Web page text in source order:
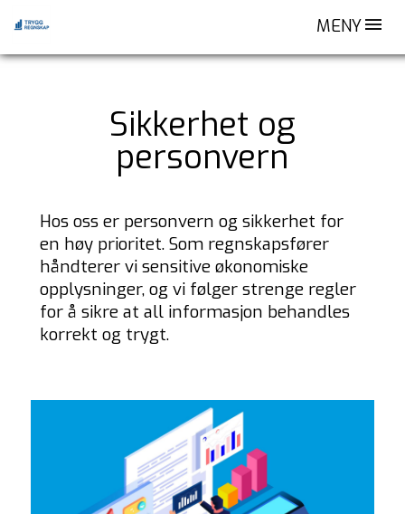
MENY
Sikkerhet og
personvern
Hos oss er personvern og sikkerhet for
en høy prioritet. Som regnskapsfører
håndterer vi sensitive økonomiske
opplysninger, og vi følger strenge regler
for å sikre at all informasjon behandles
korrekt og trygt.